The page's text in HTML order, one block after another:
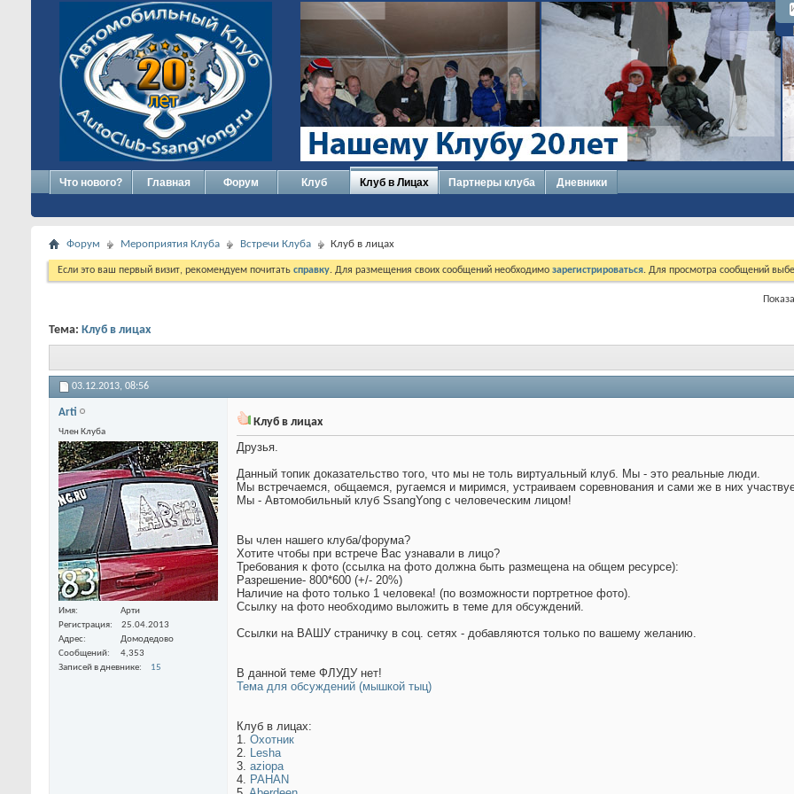
Что нового? Главная Форум Клуб Клуб в Лицах Партнеры клуба Дневники
Форум Мероприятия Клуба Встречи Клуба Клуб в лицах
Если это ваш первый визит, рекомендуем почитать справку. Для размещения своих сообщений необходимо зарегистрироваться. Для просмотра сообщений
Тема: Клуб в лицах
03.12.2013, 08:56
Arti
Член Клуба
Имя
Арти
Регистрация
25.04.2013
Адрес
Домодедово
Сообщений
4,353
Записей в дневнике
15
Клуб в лицах
Друзья.
Данный топик доказательство того, что мы не толь виртуальный клуб. Мы - это реальные люди.
Мы встречаемся, общаемся, ругаемся и миримся, устраиваем соревнования и сами же в них
Мы - Автомобильный клуб SsangYong c человеческим лицом!
Вы член нашего клуба/форума?
Хотите чтобы при встрече Вас узнавали в лицо?
Требования к фото (ссылка на фото должна быть размещена на общем ресурсе):
Разрешение- 800*600 (+/- 20%)
Наличие на фото только 1 человека! (по возможности портретное фото).
Ссылку на фото необходимо выложить в теме для обсуждений.
Ссылки на ВАШУ страничку в соц. сетях - добавляются только по вашему желанию.
В данной теме ФЛУДУ нет!
Тема для обсуждений (мышкой тыц)
Клуб в лицах:
1. Охотник
2. Lesha
3. aziopa
4. PAHAN